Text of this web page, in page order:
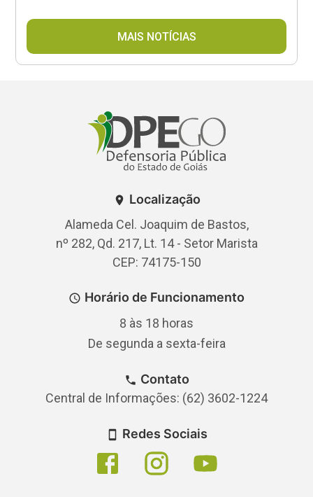
MAIS NOTÍCIAS
Localização
Alameda Cel. Joaquim de Bastos,
nº 282, Qd. 217, Lt. 14 - Setor Marista
CEP: 74175-150
Horário de Funcionamento
8 às 18 horas
De segunda a sexta-feira
Contato
Central de Informações: (62) 3602-1224
Redes Sociais